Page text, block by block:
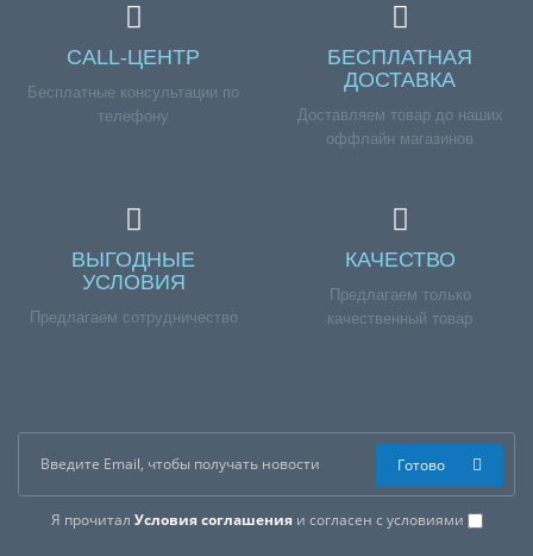
телефона +7 (960) 579-09-09.
CALL-ЦЕНТР
Бесплатные консультации по
телефону
БЕСПЛАТНАЯ
ДОСТАВКА
Доставляем товар до наших
оффлайн магазинов
ВЫГОДНЫЕ
УСЛОВИЯ
Предлагаем сотрудничество
КАЧЕСТВО
Предлагаем только
качественный товар
Я прочитал Условия соглашенияи согласен с условиями
Готово